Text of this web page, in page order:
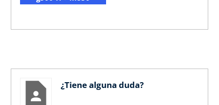
¿Tiene alguna duda?